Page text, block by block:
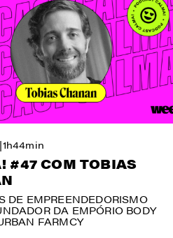
|1h44min
#47 COM TOBIAS
DE EMPREENDEDORISMO
DA EMPÓRIO BODY
FARMCY